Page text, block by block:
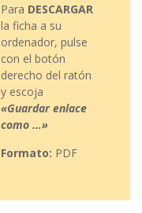
Para DESCARGAR
la ficha a su
ordenador, pulse
con el botón
derecho del ratón
y escoja
«Guardar enlace
como …»
Formato: PDF